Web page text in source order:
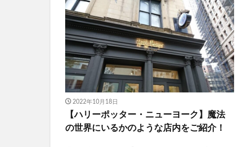
2022年10月18日
【ハリーポッター・ニューヨーク】魔法
の世界にいるかのような店内をご紹介！